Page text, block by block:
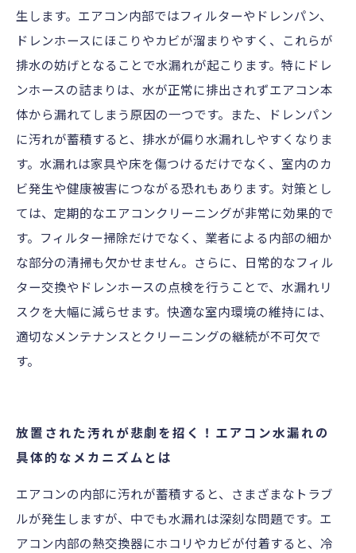
生します。エアコン内部ではフィルターやドレンパン、
ドレンホースにほこりやカビが溜まりやすく、これらが
排水の妨げとなることで水漏れが起こります。特にドレ
ンホースの詰まりは、水が正常に排出されずエアコン本
体から漏れてしまう原因の一つです。また、ドレンパン
に汚れが蓄積すると、排水が偏り水漏れしやすくなりま
す。水漏れは家具や床を傷つけるだけでなく、室内のカ
ビ発生や健康被害につながる恐れもあります。対策とし
ては、定期的なエアコンクリーニングが非常に効果的で
す。フィルター掃除だけでなく、業者による内部の細か
な部分の清掃も欠かせません。さらに、日常的なフィル
ター交換やドレンホースの点検を行うことで、水漏れリ
スクを大幅に減らせます。快適な室内環境の維持には、
適切なメンテナンスとクリーニングの継続が不可欠で
す。
放置された汚れが悲劇を招く！エアコン水漏れの
具体的なメカニズムとは
エアコンの内部に汚れが蓄積すると、さまざまなトラブ
ルが発生しますが、中でも水漏れは深刻な問題です。エ
アコン内部の熱交換器にホコリやカビが付着すると、冷